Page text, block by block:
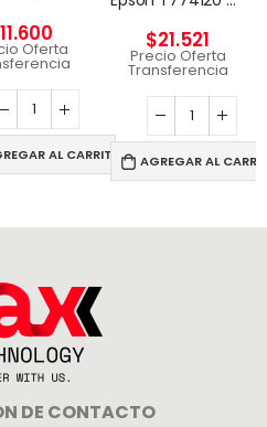
11.600
Oferta
AL CARRITO
$21.521
Precio Oferta
Transferencia
AGREGAR AL
DE CONTACTO